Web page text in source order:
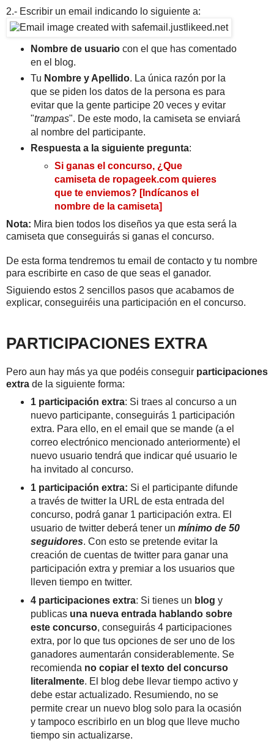
2.- Escribir un email indicando lo siguiente a:
Nombre de usuariocon el que has comentado
en el blog.
Tu Nombre y Apellido. La única razón por la
que se piden los datos de la persona es para
evitar que la gente participe 20 veces y evitar
"trampas". De este modo, la camiseta se enviará
al nombre del participante.
Respuesta a la siguiente pregunta:
Si ganas el concurso, ¿Que
camiseta de ropageek.com quieres
que te enviemos? [Indícanos el
nombre de la camiseta]
Nota: Mira bien todos los diseños ya que esta será la
camiseta que conseguirás si ganas el concurso.
De esta forma tendremos tu email de contacto y tu nombre
para escribirte en caso de que seas el ganador.
Siguiendo estos 2 sencillos pasos que acabamos de
explicar, conseguiréis una participación en el concurso.
PARTICIPACIONES EXTRA
Pero aun hay más ya que podéis conseguir participaciones
extra de la siguiente forma:
1 participación extra: Si traes al concurso a un
nuevo participante, conseguirás 1 participación
extra. Para ello, en el email que se mande (a el
correo electrónico mencionado anteriormente) el
nuevo usuario tendrá que indicar qué usuario le
ha invitado al concurso.
1 participación extra: Si el participante difunde
a través de twitter la URL de esta entrada del
concurso, podrá ganar 1 participación extra. El
usuario de twitter deberá tener un mínimo de 50
seguidores. Con esto se pretende evitar la
creación de cuentas de twitter para ganar una
participación extra y premiar a los usuarios que
lleven tiempo en twitter.
4 participaciones extra: Si tienes un blog y
publicas una nueva entrada hablando sobre
este concurso, conseguirás 4 participaciones
extra, por lo que tus opciones de ser uno de los
ganadores aumentarán considerablemente. Se
recomienda no copiar el texto del concurso
literalmente. El blog debe llevar tiempo activo y
debe estar actualizado. Resumiendo, no se
permite crear un nuevo blog solo para la ocasión
y tampoco escribirlo en un blog que lleve mucho
tiempo sin actualizarse.